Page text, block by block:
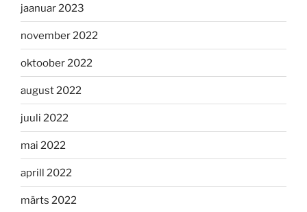
jaanuar 2023
november 2022
oktoober 2022
august 2022
juuli 2022
mai 2022
aprill 2022
märts 2022